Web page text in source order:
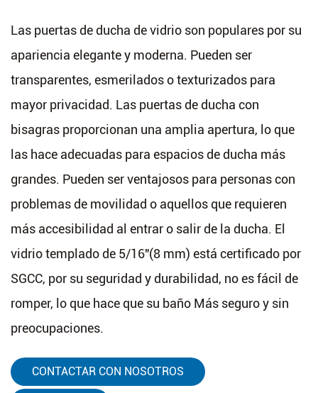
Las puertas de ducha de vidrio son populares por su
apariencia elegante y moderna. Pueden ser
transparentes, esmerilados o texturizados para
mayor privacidad. Las puertas de ducha con
bisagras proporcionan una amplia apertura, lo que
las hace adecuadas para espacios de ducha más
grandes. Pueden ser ventajosos para personas con
problemas de movilidad o aquellos que requieren
más accesibilidad al entrar o salir de la ducha. El
vidrio templado de 5/16"(8 mm) está certificado por
SGCC, por su seguridad y durabilidad, no es fácil de
romper, lo que hace que su baño Más seguro y sin
preocupaciones.
CONTACTAR CON NOSOTROS